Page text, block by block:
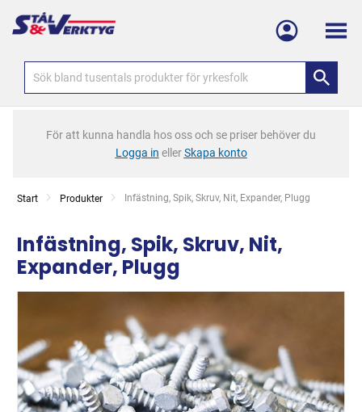
Meny
För att kunna handla hos oss och se priser behöver du
Logga in ellerSkapa konto
Start Produkter Current:
Infästning, Spik, Skruv, Nit, Expander, Plugg
Infästning, Spik, Skruv, Nit,
Expander, Plugg